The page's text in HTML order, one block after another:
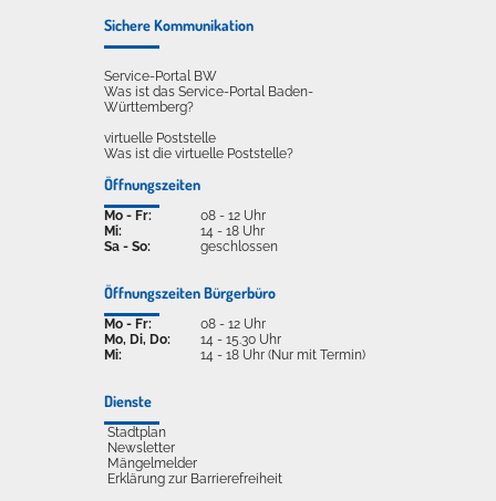
Sichere Kommunikation
Service-Portal BW
Was ist das Service-Portal Baden-
Württemberg?
virtuelle Poststelle
Was ist die virtuelle Poststelle?
Öffnungszeiten
Mo - Fr:
Mi:
Sa - So:
08 - 12 Uhr
14 - 18 Uhr
geschlossen
Öffnungszeiten Bürgerbüro
Mo - Fr:
Mo, Di, Do:
Mi:
08 - 12 Uhr
14 - 15.30 Uhr
14 - 18 Uhr (Nur mit Termin)
Dienste
Stadtplan
Newsletter
Mängelmelder
Erklärung zur Barrierefreiheit